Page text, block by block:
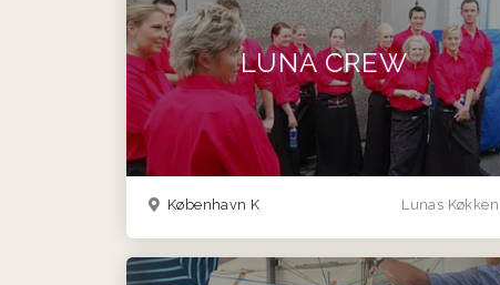
LUNA CREW
Lunas Køkken
København K